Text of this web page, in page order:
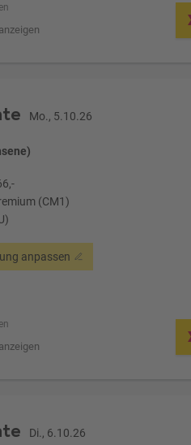
Mo., 5.10.26
(CM1)
anpassen
Di., 6.10.26